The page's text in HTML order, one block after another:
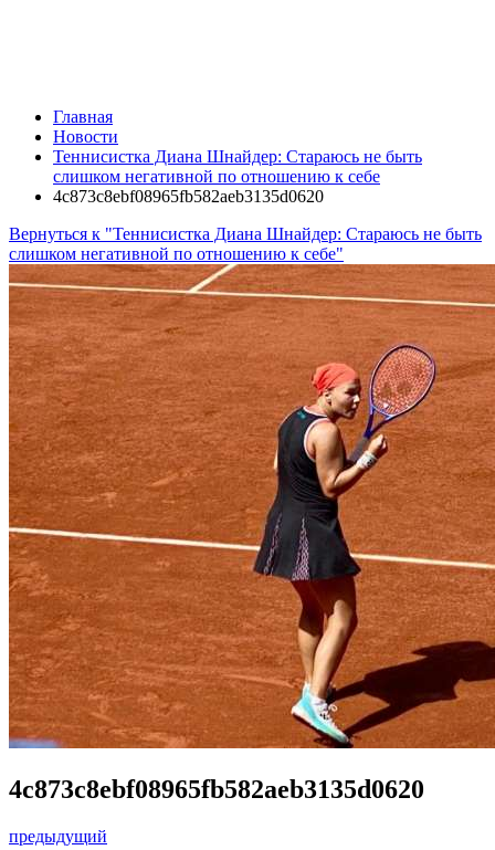
Главная
Новости
Теннисистка Диана Шнайдер: Стараюсь не быть
слишком негативной по отношению к себе
4c873c8ebf08965fb582aeb3135d0620
Вернуться к "Теннисистка Диана Шнайдер: Стараюсь не быть
слишком негативной по отношению к себе"
4c873c8ebf08965fb582aeb3135d0620
предыдущий